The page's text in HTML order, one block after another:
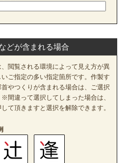
どが含まれる場合
閲覧される環境によって見え方が異
ご指定の多い指定箇所です。作製す
やつくりが含まれる場合は、ご選択
間違って選択してしまった場合は、
て頂きますと選択を解除できます。